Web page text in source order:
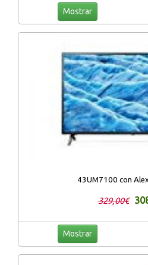
Mostrar
43UM7100 con
329,00€
Mostrar